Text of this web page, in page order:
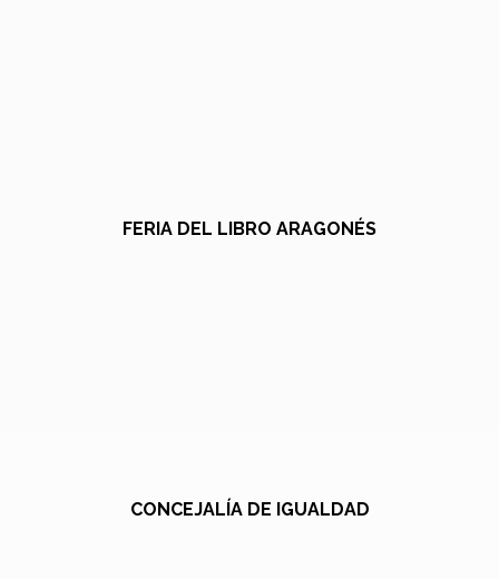
FERIA DEL LIBRO ARAGONÉS
CONCEJALÍA DE IGUALDAD